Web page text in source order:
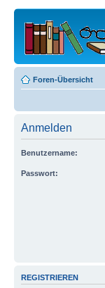
Foren-Übersicht
Anmelden
Benutzername:
Passwort:
REGISTRIEREN